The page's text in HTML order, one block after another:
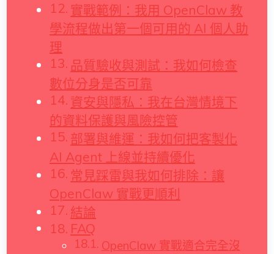
實戰範例：我用 OpenClaw 教
學流程做出第一個可用的 AI 個人助
理
品質驗收與測試：我如何檢查
數位分身是否可靠
資安與隱私：我在台灣情境下
的資料保護與風險控管
部署與維運：我如何把客製化
AI Agent 上線並持續優化
常見踩雷與我如何排除：讓
OpenClaw 實戰更順利
結論
FAQ
OpenClaw 實戰適合完全沒